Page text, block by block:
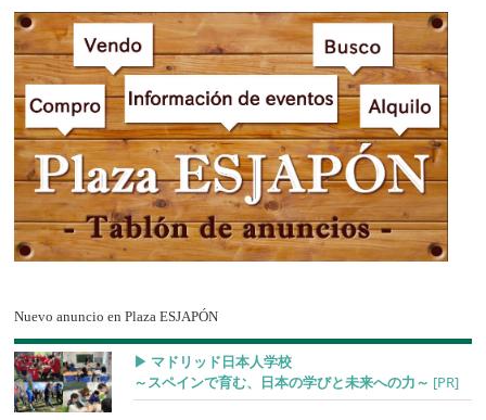
Nuevo anuncio en Plaza ESJAPÓN
▶︎ マドリッド日本人学校
～スペインで育む、日本の学びと未来への力～ [PR]